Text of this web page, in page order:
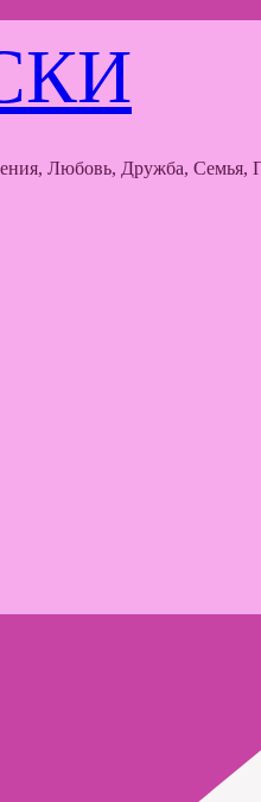
Любовь, Дружба, Семья,